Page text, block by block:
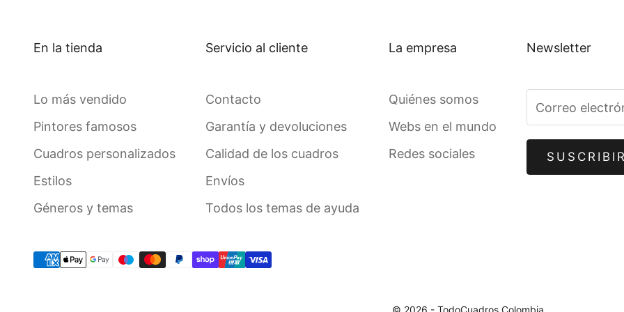
En la tienda
Lo más vendido
Pintores famosos
Cuadros personalizados
Estilos
Géneros y temas
Servicio al cliente
Contacto
Garantía y devoluciones
Calidad de los cuadros
Envíos
Todos los temas de ayuda
La empresa
Quiénes somos
Webs en el mundo
Redes sociales
Newsletter